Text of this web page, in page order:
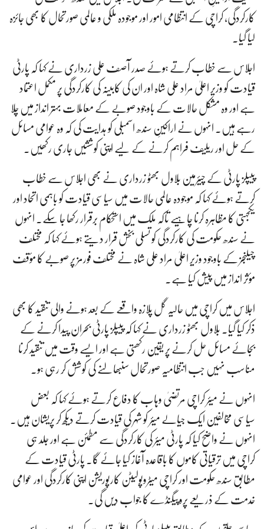
کارکردگی، کراچی کے انتظامی امور اور موجودہ ملکی و عالمی صورتحال کا بھی جائزہ
لیا گیا۔
اجلاس سے خطاب کرتے ہوئے صدر آصف علی زرداری نے کہا کہ پارٹی
قیادت کو وزیر اعلیٰ مراد علی شاہ اور ان کی کابینہ کی کارکردگی پر مکمل اعتماد
ہے اور وہ مشکل حالات کے باوجود صوبے کے معاملات بہتر انداز میں چلا
رہے ہیں۔ انہوں نے اراکینِ سندھ اسمبلی کو ہدایت کی کہ وہ عوامی مسائل
کے حل اور ریلیف فراہم کرنے کے لیے اپنی کوششیں جاری رکھیں۔
پیپلز پارٹی کے چیئرمین بلاول بھٹو زرداری نے بھی اجلاس سے خطاب
کرتے ہوئے کہا کہ موجودہ عالمی حالات میں سیاسی قیادت کو باہمی اتحاد اور
یکجہتی کا مظاہرہ کرنا چاہیے تاکہ ملک میں استحکام برقرار رکھا جا سکے۔ انہوں
نے سندھ حکومت کی کارکردگی کو تسلی بخش قرار دیتے ہوئے کہا کہ مختلف
چیلنجز کے باوجود وزیر اعلیٰ مراد علی شاہ نے مختلف فورمز پر صوبے کا مؤقف
مؤثر انداز میں پیش کیا ہے۔
اجلاس میں کراچی میں حالیہ گل پلازہ واقعے کے بعد ہونے والی تنقید کا بھی
ذکر کیا گیا۔ بلاول بھٹو زرداری نے کہا کہ پیپلز پارٹی بحران پیدا کرنے کے
بجائے مسائل حل کرنے پر یقین رکھتی ہے اور ایسے وقت میں تنقید کرنا
مناسب نہیں جب انتظامیہ صورتحال سنبھالنے کی کوشش کر رہی ہو۔
انہوں نے میئر کراچی مرتضیٰ وہاب کا دفاع کرتے ہوئے کہا کہ بعض
سیاسی مخالفین ایک جیالے میئر کو شہر کی قیادت کرتے دیکھ کر پریشان ہیں۔
انہوں نے واضح کیا کہ پارٹی میئر کی کارکردگی سے مطمئن ہے اور جلد ہی
کراچی میں ترقیاتی کاموں کا باقاعدہ آغاز کیا جائے گا۔ پارٹی قیادت کے
مطابق سندھ حکومت اور کراچی میٹروپولیٹن کارپوریشن اپنی کارکردگی اور عوامی
خدمت کے ذریعے پروپیگنڈے کا جواب دیں گی۔